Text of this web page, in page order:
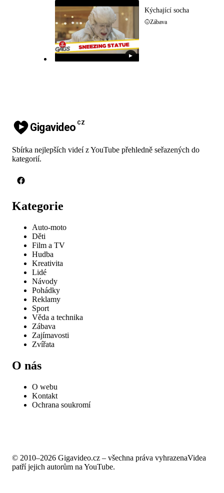
▶
Kýchající socha
Zábava
Gigavideo CZ
Sbírka nejlepších videí z YouTube přehledně seřazených do
kategorií.
Kategorie
Auto-moto
Děti
Film a TV
Hudba
Kreativita
Lidé
Návody
Pohádky
Reklamy
Sport
Věda a technika
Zábava
Zajímavosti
Zvířata
O nás
O webu
Kontakt
Ochrana soukromí
© 2010–2026 Gigavideo.cz – všechna práva vyhrazenaVidea
patří jejich autorům na YouTube.